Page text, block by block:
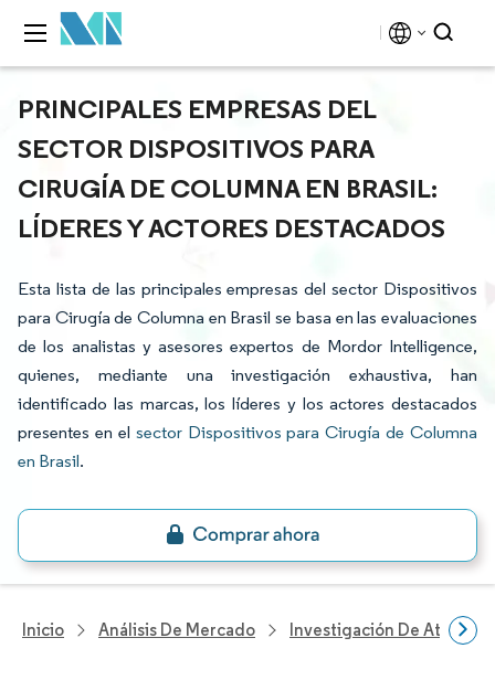
PRINCIPALES EMPRESAS DEL
SECTOR DISPOSITIVOS PARA
CIRUGÍA DE COLUMNA EN BRASIL:
LÍDERES Y ACTORES DESTACADOS
Esta lista de las principales empresas del sector Dispositivos
para Cirugía de Columna en Brasil se basa en las evaluaciones
de los analistas y asesores expertos de Mordor Intelligence,
quienes, mediante una investigación exhaustiva, han
identificado las marcas, los líderes y los actores destacados
presentes en el sector Dispositivos para Cirugía de Columna
en Brasil.
Inicio Análisis De Mercado Investigación De